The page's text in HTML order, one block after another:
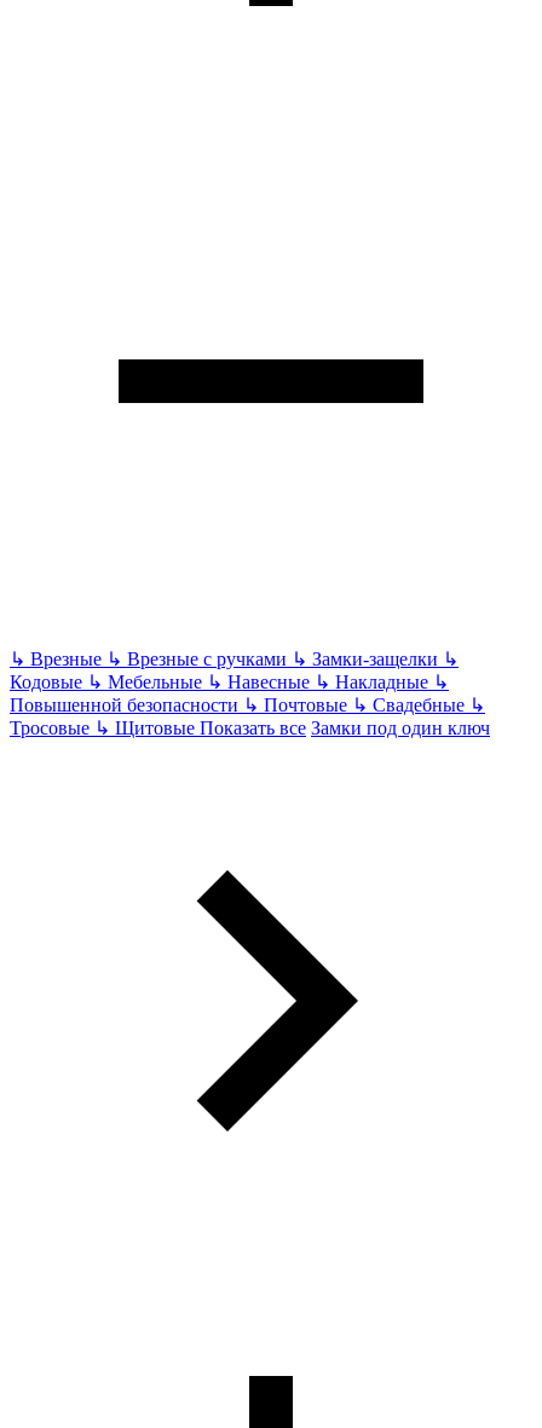
↳ Врезные ↳ Врезные с ручками ↳ Замки-защелки ↳
Кодовые ↳ Мебельные ↳ Навесные ↳ Накладные ↳
Повышенной безопасности ↳ Почтовые ↳ Свадебные ↳
Тросовые ↳ Щитовые Показать все Замки под один ключ